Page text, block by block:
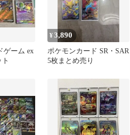
ゲーム ex
¥3,890
ポケモンカード SR・SAR
5枚まとめ売り